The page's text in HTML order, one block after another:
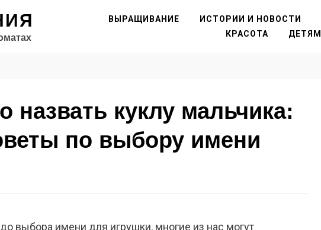
ВЫРАЩИВАНИЕ ИСТОРИИ И НОВОСТИ
КРАСОТА
ДЕТЯМ
назвать куклу мальчика:
по выбору имени
выбора имени для игрушки, многие из нас могут